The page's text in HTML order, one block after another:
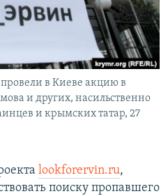
в Киеве акцию в
и других, насильственно
и крымских татар, 27
lookforervin.ru,
поиску пропавшего